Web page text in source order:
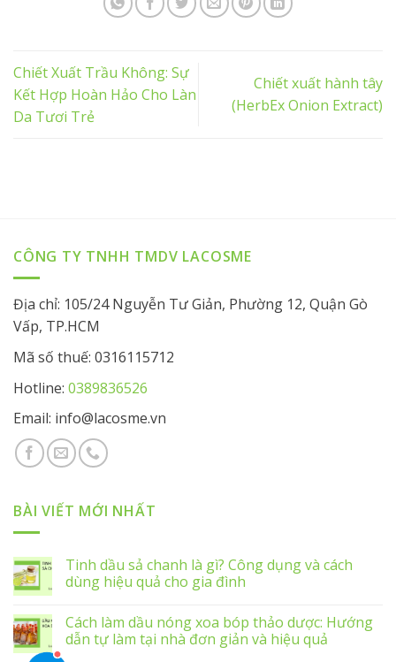
Chiết Xuất Trầu Không: Sự
Kết Hợp Hoàn Hảo Cho Làn
Da Tươi Trẻ
Chiết xuất hành tây
(HerbEx Onion Extract)
CÔNG TY TNHH TMDV LACOSME
Địa chỉ: 105/24 Nguyễn Tư Giản, Phường 12, Quận Gò
Vấp, TP.HCM
Mã số thuế: 0316115712
Hotline: 0389836526
Email: info@lacosme.vn
BÀI VIẾT MỚI NHẤT
Tinh dầu sả chanh là gì? Công dụng và cách
dùng hiệu quả cho gia đình
Cách làm dầu nóng xoa bóp thảo dược: Hướng
dẫn tự làm tại nhà đơn giản và hiệu quả